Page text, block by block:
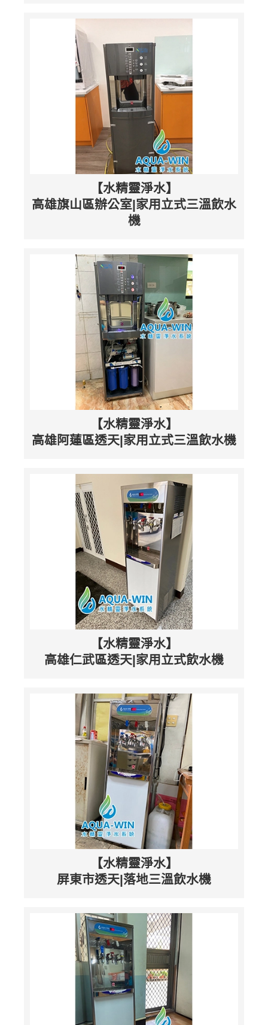
【水精靈淨水】
高雄旗山區辦公室|家用立式三溫飲水
機
【水精靈淨水】
高雄阿蓮區透天|家用立式三溫飲水機
【水精靈淨水】
高雄仁武區透天|家用立式飲水機
【水精靈淨水】
屏東市透天|落地三溫飲水機